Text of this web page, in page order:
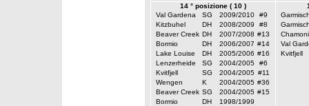
14 ° posizione ( 10 )
Val Gardena
SG 2009/2010
#9
Kitzbuhel
DH 2008/2009
#8
Beaver Creek DH 2007/2008 #13
Bormio
DH 2006/2007 #14
Lake Louise
DH 2005/2006 #16
Lenzerheide
SG 2004/2005
#6
Kvitfjell
SG 2004/2005 #11
Wengen
K 2004/2005 #36
Beaver Creek SG 2004/2005 #15
Bormio
DH 1998/1999
Val
Kvitfjell